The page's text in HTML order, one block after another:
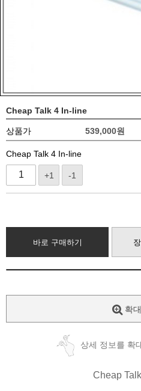
Cheap Talk 4 In-line
상품가 539,000원
Cheap Talk 4 In-line
+1 -1
바로 구매하기
확
상세 정보를 확
Cheap